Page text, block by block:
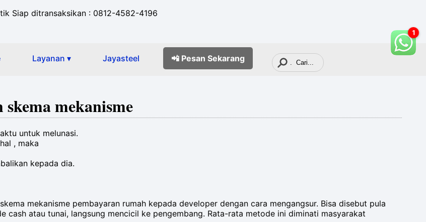
Siap ditransaksikan : 0812-4582-4196
Layanan ▾ Jayasteel 📲 Pesan Sekarang
mekanisme
untuk melunasi.
, maka
kepada dia.
mekanisme pembayaran rumah kepada developer dengan cara mengangsur. Bisa disebut pula
cash atau tunai, langsung mencicil ke pengembang. Rata-rata metode ini diminati masyarakat
1